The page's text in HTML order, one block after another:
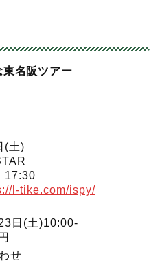
名阪ツアー
(土)
17:30
l-tike.com/ispy/
日(土)10:00-
せ